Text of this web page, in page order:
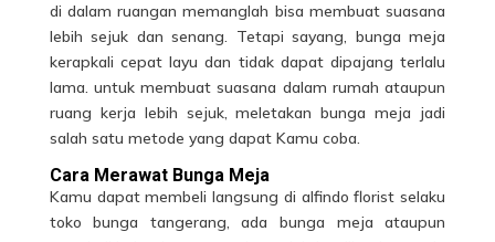
di dalam ruangan memanglah bisa membuat suasana
lebih sejuk dan senang. Tetapi sayang, bunga meja
kerapkali cepat layu dan tidak dapat dipajang terlalu
lama. untuk membuat suasana dalam rumah ataupun
ruang kerja lebih sejuk, meletakan bunga meja jadi
salah satu metode yang dapat Kamu coba.
Cara Merawat Bunga Meja
Kamu dapat membeli langsung di alfindo florist selaku
toko bunga tangerang, adabunga meja ataupun